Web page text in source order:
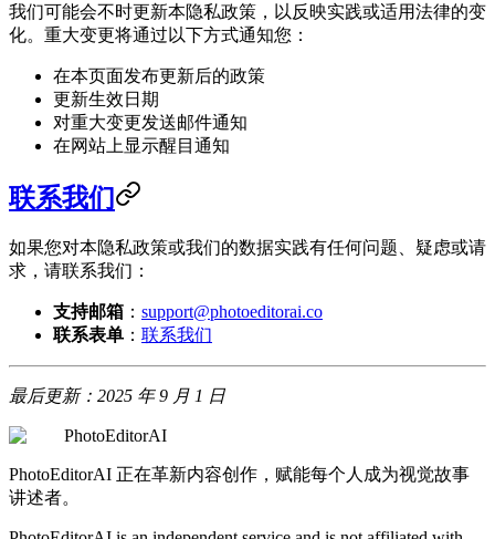
我们可能会不时更新本隐私政策，以反映实践或适用法律的变
化。重大变更将通过以下方式通知您：
在本页面发布更新后的政策
更新生效日期
对重大变更发送邮件通知
在网站上显示醒目通知
联系我们
如果您对本隐私政策或我们的数据实践有任何问题、疑虑或请
求，请联系我们：
支持邮箱 ： support@photoeditorai.co
联系表单 ： 联系我们
最后更新：2025 年 9 月 1 日
PhotoEditorAI
PhotoEditorAI 正在革新内容创作，赋能每个人成为视觉故事
讲述者。